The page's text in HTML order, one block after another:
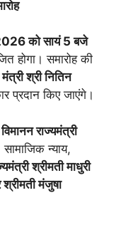
को सायं 5 बजे
होगा। समारोह की
श्री नितिन
प्रदान किए जाएंगे।
राज्यमंत्री
न्याय,
श्रीमती माधुरी
श्रीमती मंजुषा